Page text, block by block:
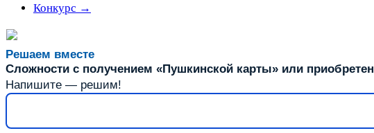
Конкурс →
Решаем вместе
Сложности с получением «Пушкинской карты» или
Напишите — решим!